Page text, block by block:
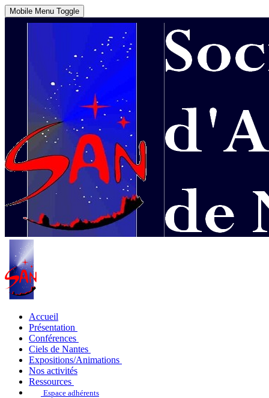
Mobile Menu Toggle
Accueil
Présentation
Conférences
Ciels de Nantes
Expositions/Animations
Nos activités
Ressources
Espace adhérents